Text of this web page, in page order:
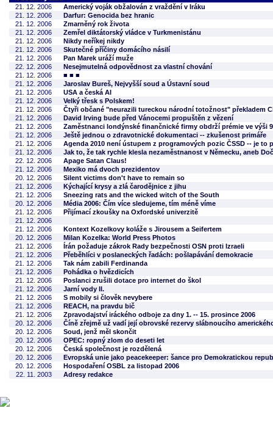
21. 12. 2006
Americký voják obžalován z vraždění v Iráku
21. 12. 2006
Darfur: Genocida bez hranic
21. 12. 2006
Zmarněný rok života
21. 12. 2006
Zemřel diktátorský vládce v Turkmenistánu
21. 12. 2006
Nikdy neříkej nikdy
21. 12. 2006
Skutečné příčiny domácího násilí
21. 12. 2006
Pan Marek uráží muže
22. 12. 2006
Nesejmutelná odpovědnost za vlastní chování
21. 12. 2006
■ ■ ■
21. 12. 2006
Jaroslav Bureš, Nejvyšší soud a Ústavní soud
21. 12. 2006
USA a česká AI
21. 12. 2006
Velký třesk s Polskem!
21. 12. 2006
Čtyři občané "neurazili tureckou národní totožnost" překladem
21. 12. 2006
David Irving bude před Vánocemi propuštěn z vězení
21. 12. 2006
Zaměstnanci londýnské finančnické firmy obdrží prémie ve výši
21. 12. 2006
Ještě jednou o zdravotnické dokumentaci -- zkušenost primáře
21. 12. 2006
Agenda 2010 není ústupem z programových pozic ČSSD -- je to
21. 12. 2006
Jak to, že tak rychle klesla nezaměstnanost v Německu, aneb
22. 12. 2006
Apage Satan Claus!
21. 12. 2006
Mexiko má dvoch prezidentov
20. 12. 2006
Silent victims don't have to remain so
21. 12. 2006
Kýchající krysy a zlá čarodějnice z jihu
21. 12. 2006
Sneezing rats and the wicked witch of the South
20. 12. 2006
Média 2006: Čím více sledujeme, tím méně víme
21. 12. 2006
Přijímací zkoušky na Oxfordské univerzitě
21. 12. 2006
21. 12. 2006
Kontext Kozelkovy koláže s Jirousem a Seifertem
20. 12. 2006
Milan Kozelka: World Press Photos
21. 12. 2006
Írán požaduje zákrok Rady bezpečnosti OSN proti Izraeli
21. 12. 2006
Přeběhlíci v poslaneckých řadách: pošlapávání demokracie
21. 12. 2006
Tak nám zabili Ferdinanda
21. 12. 2006
Pohádka o hvězdicích
21. 12. 2006
Poslanci zrušili dotace pro internet do škol
21. 12. 2006
Jarní vody II.
21. 12. 2006
S mobily si člověk nevybere
21. 12. 2006
REACH, na pravdu bič
21. 12. 2006
Zpravodajství iráckého odboje za dny 1. -- 15. prosince 2006
20. 12. 2006
Číně zřejmě už vadí její obrovské rezervy slábnoucího
20. 12. 2006
Soud, jenž měl skončit
20. 12. 2006
OPEC: ropný zlom do deseti let
20. 12. 2006
Česká společnost je rozdělená
20. 12. 2006
Evropská unie jako peacekeeper: šance pro Demokratickou
20. 12. 2006
Hospodaření OSBL za listopad 2006
22. 11. 2003
Adresy redakce